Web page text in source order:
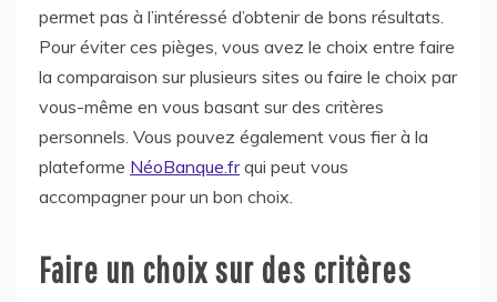
permet pas à l’intéressé d’obtenir de bons résultats.
Pour éviter ces pièges, vous avez le choix entre faire
la comparaison sur plusieurs sites ou faire le choix par
vous-même en vous basant sur des critères
personnels. Vous pouvez également vous fier à la
plateforme NéoBanque.frqui peut vous
accompagner pour un bon choix.
Faire un choix sur des critères